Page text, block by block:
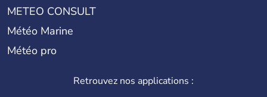
METEO CONSULT
Météo Marine
Météo pro
Retrouvez nos applications :